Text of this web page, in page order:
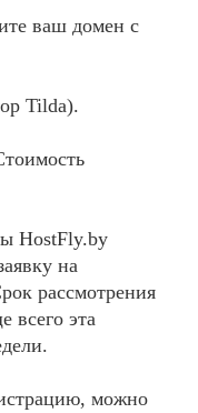
ваш домен с
Tilda).
HostFly.by
на
рассмотрения
всего эта
можно